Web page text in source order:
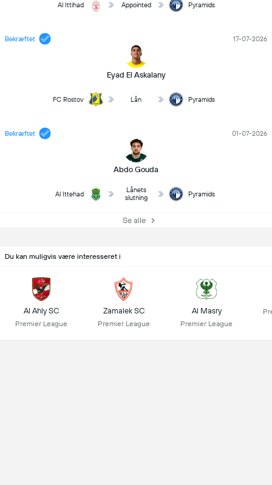
Al Ittihad Appointed Pyramids
Bekræftet
Eyad El Askalany
17-07-2026
FC Rostov Lån Pyramids
Bekræftet
Abdo Gouda
01-07-2026
Al Ittehad
Lånets
slutning
Pyramids
Se alle
Du kan muligvis være interesseret i
Al Ahly SC
Premier League
Zamalek SC
Premier League
Al Masry
Premier League